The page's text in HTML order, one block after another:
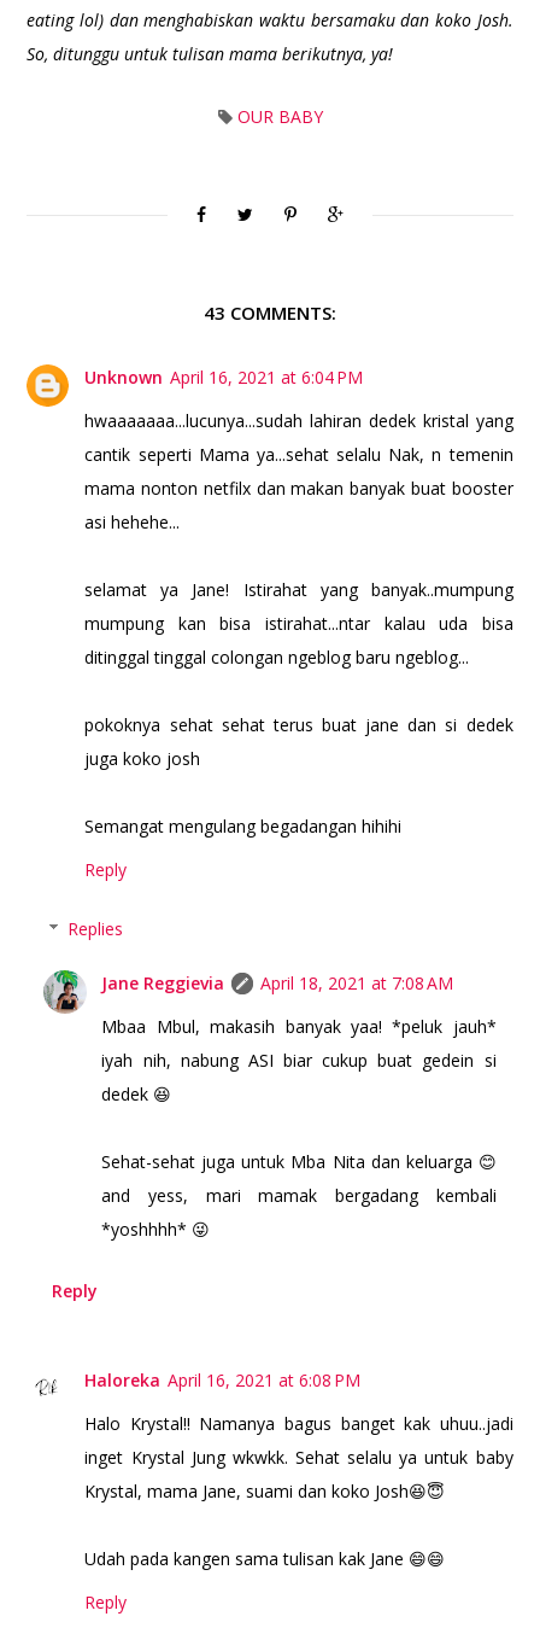
eating lol) dan menghabiskan waktu bersamaku dan koko Josh.
So, ditunggu untuk tulisan mama berikutnya, ya!
OUR BABY
43 COMMENTS:
Unknown April 16, 2021 at 6:04 PM
hwaaaaaaa...lucunya...sudah lahiran dedek kristal yang
cantik seperti Mama ya...sehat selalu Nak, n temenin
mama nonton netfilx dan makan banyak buat booster
asi hehehe...
selamat ya Jane! Istirahat yang banyak..mumpung
mumpung kan bisa istirahat...ntar kalau uda bisa
ditinggal tinggal colongan ngeblog baru ngeblog...
pokoknya sehat sehat terus buat jane dan si dedek
juga koko josh
Semangat mengulang begadangan hihihi
Reply
Replies
Jane Reggievia
April 18, 2021 at 7:08 AM
Mbaa Mbul, makasih banyak yaa! *peluk jauh*
iyah nih, nabung ASI biar cukup buat gedein si
dedek 😆
Sehat-sehat juga untuk Mba Nita dan keluarga 😊
and yess, mari mamak bergadang kembali
*yoshhhh* 😜
Reply
Haloreka April 16, 2021 at 6:08 PM
Halo Krystal!! Namanya bagus banget kak uhuu..jadi
inget Krystal Jung wkwkk. Sehat selalu ya untuk baby
Krystal, mama Jane, suami dan koko Josh😆😇
Udah pada kangen sama tulisan kak Jane 😄😄
Reply